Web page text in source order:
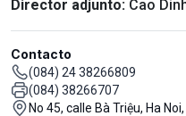
Director adjunto: Cao
Contacto
(084) 24 38266809
(084) 38266707
No 45, calle Bà Triệu, Ha